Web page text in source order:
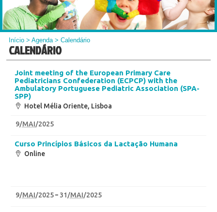
Início >Agenda> Calendário
CALENDÁRIO
Joint meeting of the European Primary Care
Pediatricians Confederation (ECPCP) with the
Ambulatory Portuguese Pediatric Association (SPA-
SPP)
Hotel Mélia Oriente, Lisboa
9/MAI/2025
Curso Princípios Básicos da Lactação Humana
Online
9/MAI/2025 31/MAI/2025